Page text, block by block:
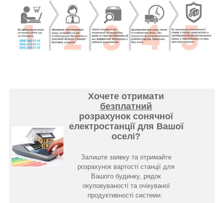
Хочете отримати
безплатний
розрахунок сонячної
електростанції для Вашої
оселі?
Залиште заявку та отримайте
розрахунок вартості станції для
Вашого будинку, рядок
окуповуваності та очікуваної
продуктивності системи.